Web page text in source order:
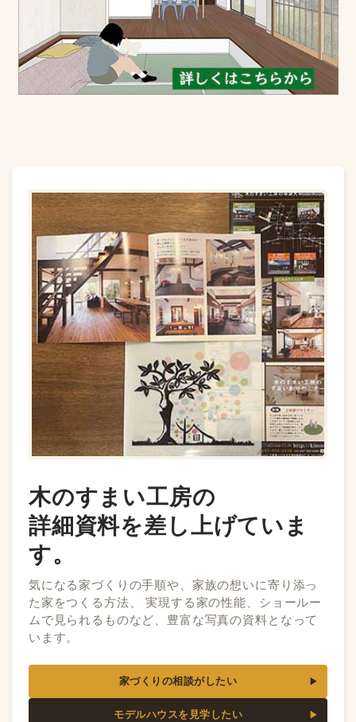
木のすまい工房の
詳細資料を差し上げていま
す。
気になる家づくりの手順や、家族の想いに寄り添っ
た家をつくる方法、 実現する家の性能、ショールー
ムで見られるものなど、豊富な写真の資料となって
います。
家づくりの相談がしたい
モデルハウスを見学したい